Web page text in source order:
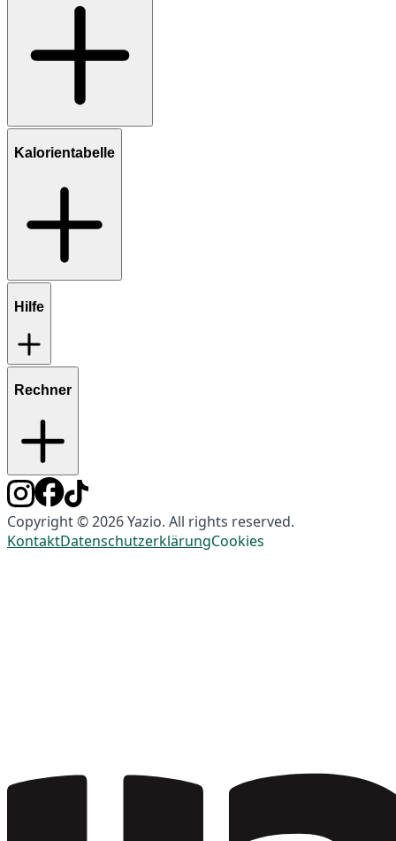
Kalorientabelle
Hilfe
Rechner
Copyright © 2026 Yazio. All rights reserved.
KontaktDatenschutzerklärungCookies